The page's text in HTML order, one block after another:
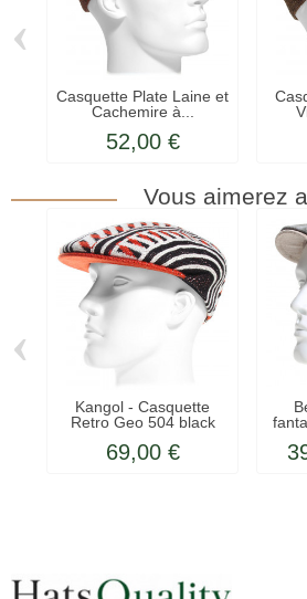
Casquette Plate Laine et
Cachemire à...
52,00 €
‹
Vous aimerez
Kangol - Casquette
Retro Geo 504 black
69,00 €
‹